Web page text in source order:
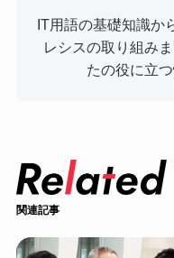
IT用語の基礎知識か
レシスの取り組み
たの役に立
関連記事